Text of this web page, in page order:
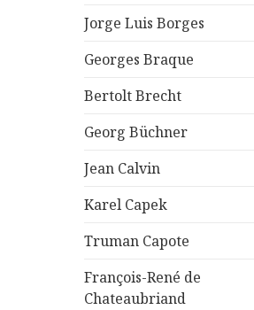
Jorge Luis Borges
Georges Braque
Bertolt Brecht
Georg Büchner
Jean Calvin
Karel Capek
Truman Capote
François-René de
Chateaubriand